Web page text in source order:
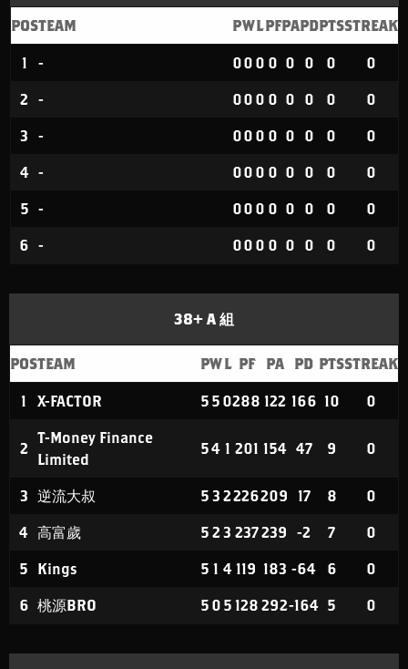
POSTEAM PWLPFPAPDPTSSTREAK
1 - 00 0 0 0 0 0 0
2 - 00 0 0 0 0 0 0
3 - 00 0 0 0 0 0 0
4 - 00 0 0 0 0 0 0
5 - 00 0 0 0 0 0 0
6 - 00 0 0 0 0 0 0
38+ A 組
POSTEAM PWL PF PA PD PTSSTREAK
1 X-FACTOR 5 5 0288 122 166 10 0
2
T-Money Finance
Limited
54 1 201 154 47 9 0
3 逆流大叔 5 3 2226209 17 8 0
4 高富歲 5 23 237239 -2 7 0
5 Kings 5 1 4 119 183 -64 6 0
6 桃源BRO 5 0 5 128 292-164 5 0